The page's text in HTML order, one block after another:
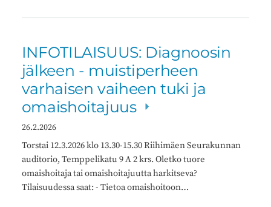
INFOTILAISUUS: Diagnoosin
jälkeen - muistiperheen
varhaisen vaiheen tuki ja
omaishoitajuus
26.2.2026
Torstai 12.3.2026 klo 13.30-15.30 Riihimäen Seurakunnan
auditorio, Temppelikatu 9 A 2 krs. Oletko tuore
omaishoitaja tai omaishoitajuutta harkitseva?
Tilaisuudessa saat: - Tietoa omaishoitoon…